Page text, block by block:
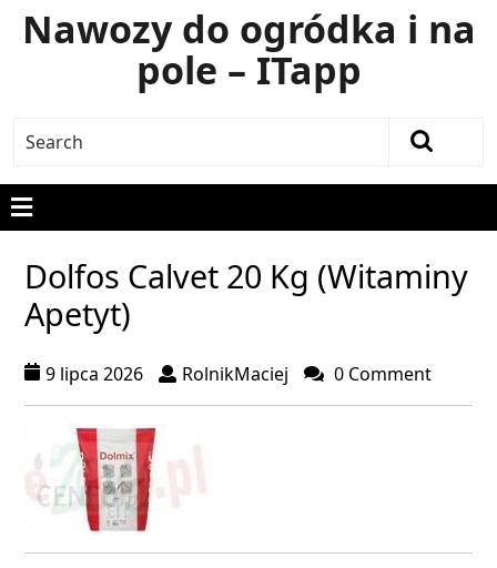
Nawozy do ogródka i na
pole – ITapp
Dolfos Calvet 20 Kg (Witaminy
Apetyt)
9 lipca 2026 RolnikMaciej 0 Comment